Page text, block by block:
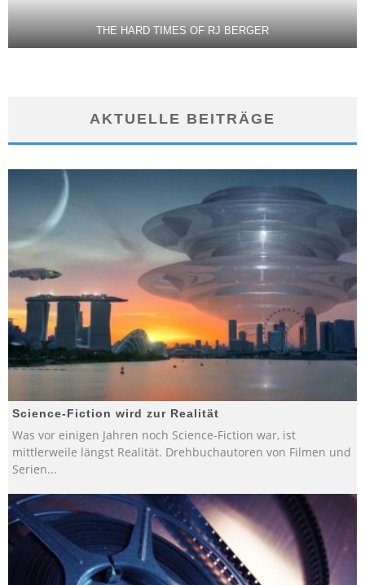
THE HARD TIMES OF RJ BERGER
AKTUELLE BEITRÄGE
Science-Fiction wird zur Realität
Was vor einigen Jahren noch Science-Fiction war, ist
mittlerweile längst Realität. Drehbuchautoren von Filmen und
Serien...